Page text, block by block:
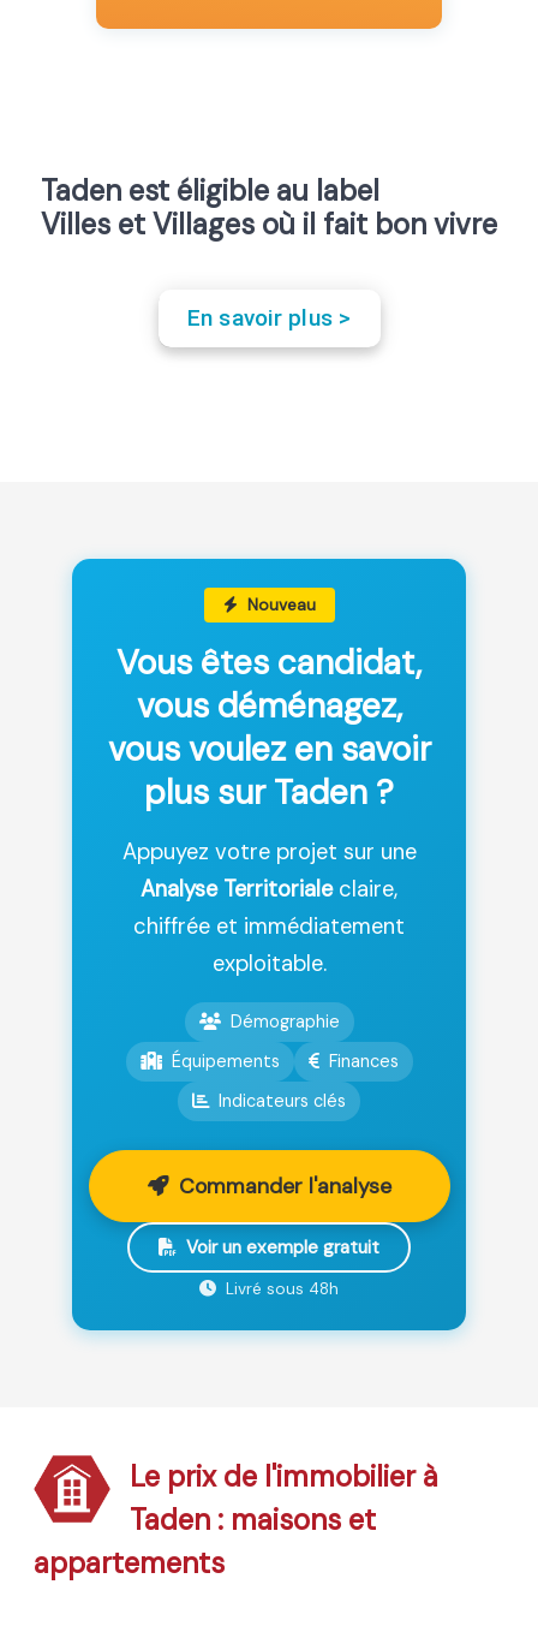
Taden est éligible au label
Villes et Villages où il fait bon vivre
En savoir plus >
Nouveau
Vous êtes candidat,
vous déménagez,
vous voulez en savoir
plus sur Taden ?
Appuyez votre projet sur une
Analyse Territorialeclaire,
chiffrée et immédiatement
exploitable.
Démographie
Équipements
Finances
Indicateurs clés
Commander l'analyse
Voir un exemple gratuit
Livré sous 48h
Le prix de l'immobilier à
Taden : maisons et
appartements